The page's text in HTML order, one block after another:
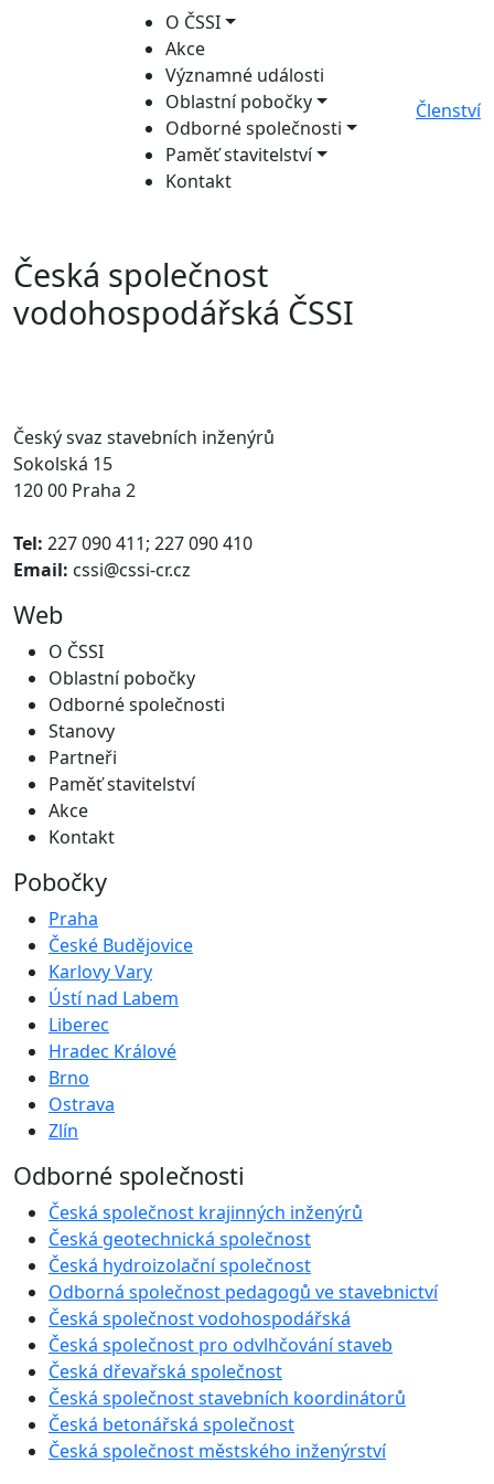
O ČSSI
Akce
Významné události
Oblastní pobočky
Odborné společnosti
Paměť stavitelství
Kontakt
Členství
Česká společnost
vodohospodářská ČSSI
Český svaz stavebních inženýrů
Sokolská 15
120 00 Praha 2
Tel: 227 090 411; 227 090 410
Email: cssi@cssi-cr.cz
Web
O ČSSI
Oblastní pobočky
Odborné společnosti
Stanovy
Partneři
Paměť stavitelství
Akce
Kontakt
Pobočky
Praha
České Budějovice
Karlovy Vary
Ústí nad Labem
Liberec
Hradec Králové
Brno
Ostrava
Zlín
Odborné společnosti
Česká společnost krajinných inženýrů
Česká geotechnická společnost
Česká hydroizolační společnost
Odborná společnost pedagogů ve stavebnictví
Česká společnost vodohospodářská
Česká společnost pro odvlhčování staveb
Česká dřevařská společnost
Česká společnost stavebních koordinátorů
Česká betonářská společnost
Česká společnost městského inženýrství